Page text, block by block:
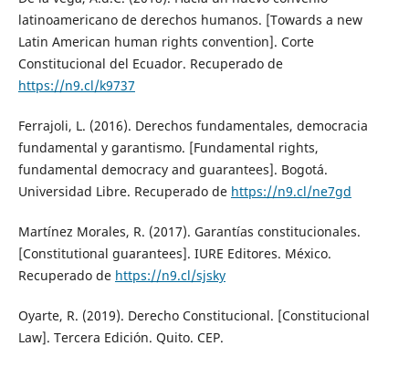
latinoamericano de derechos humanos. [Towards a new
Latin American human rights convention]. Corte
Constitucional del Ecuador. Recuperado de
https://n9.cl/k9737
Ferrajoli, L. (2016). Derechos fundamentales, democracia
fundamental y garantismo. [Fundamental rights,
fundamental democracy and guarantees]. Bogotá.
Universidad Libre. Recuperado de https://n9.cl/ne7gd
Martínez Morales, R. (2017). Garantías constitucionales.
[Constitutional guarantees]. IURE Editores. México.
Recuperado de https://n9.cl/sjsky
Oyarte, R. (2019). Derecho Constitucional. [Constitucional
Law]. Tercera Edición. Quito. CEP.